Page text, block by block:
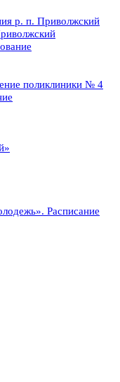
р. п. Приволжский
поликлиники № 4
Расписание